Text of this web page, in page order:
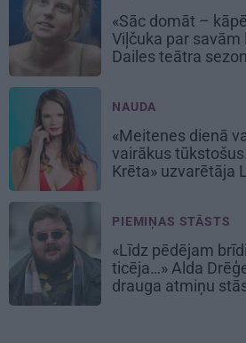
«Sāc domāt –
Viļčuka par
Dailes teātra
NAUDA
«Meitenes dienā var
vairākus tūkstošus.»
Krēta» uzvarētāja
PIEMIŅAS STĀSTS
«Līdz pēdējam
ticēja…» Alda
drauga atmiņu